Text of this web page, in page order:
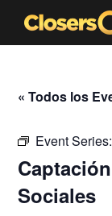
« Todos los
Event
Sociales